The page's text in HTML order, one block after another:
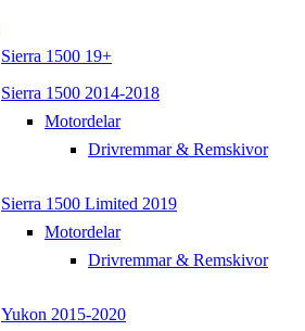
Sierra 1500 19+
Sierra 1500 2014-2018
Motordelar
Drivremmar & Remskivor
Sierra 1500 Limited 2019
Motordelar
Drivremmar & Remskivor
Yukon 2015-2020